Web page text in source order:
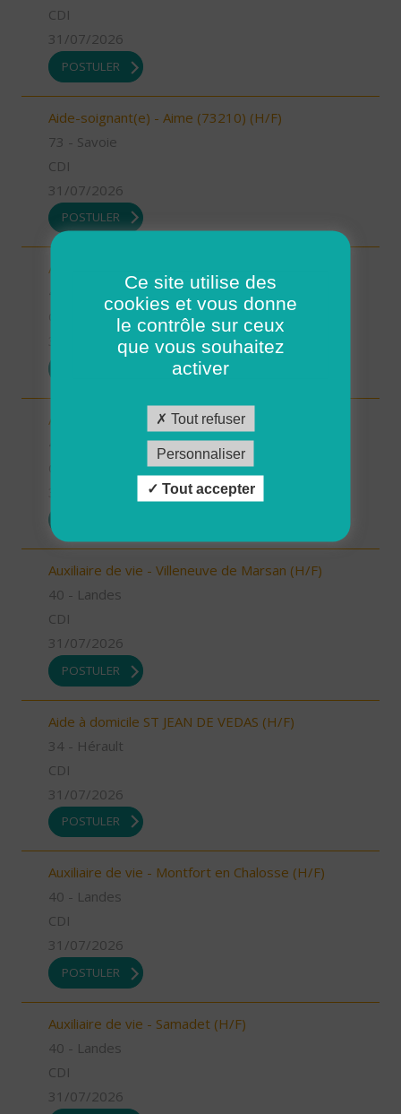
CDI
31/07/2026
POSTULER
Aide-soignant(e) - Aime (73210) (H/F)
73 - Savoie
CDI
31/07/2026
POSTULER
Auxiliaire de vie - Mimizan (H/F)
31/07/2026
Auxiliaire de vie - Labouheyre (H/F)
Auxiliaire de vie - Villeneuve de Marsan (H/F)
40 - Landes
CDI
31/07/2026
POSTULER
Aide à domicile ST JEAN DE VEDAS (H/F)
34 - Hérault
CDI
31/07/2026
POSTULER
Auxiliaire de vie - Montfort en Chalosse (H/F)
40 - Landes
CDI
31/07/2026
POSTULER
Auxiliaire de vie - Samadet (H/F)
40 - Landes
CDI
31/07/2026
Ce site utilise des
cookies et vous donne
le contrôle sur ceux
que vous souhaitez
activer
Tout refuser
Personnaliser
Tout accepter